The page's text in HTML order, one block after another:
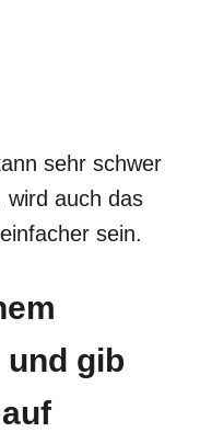
sehr schwer
wird auch das
sein.
gib